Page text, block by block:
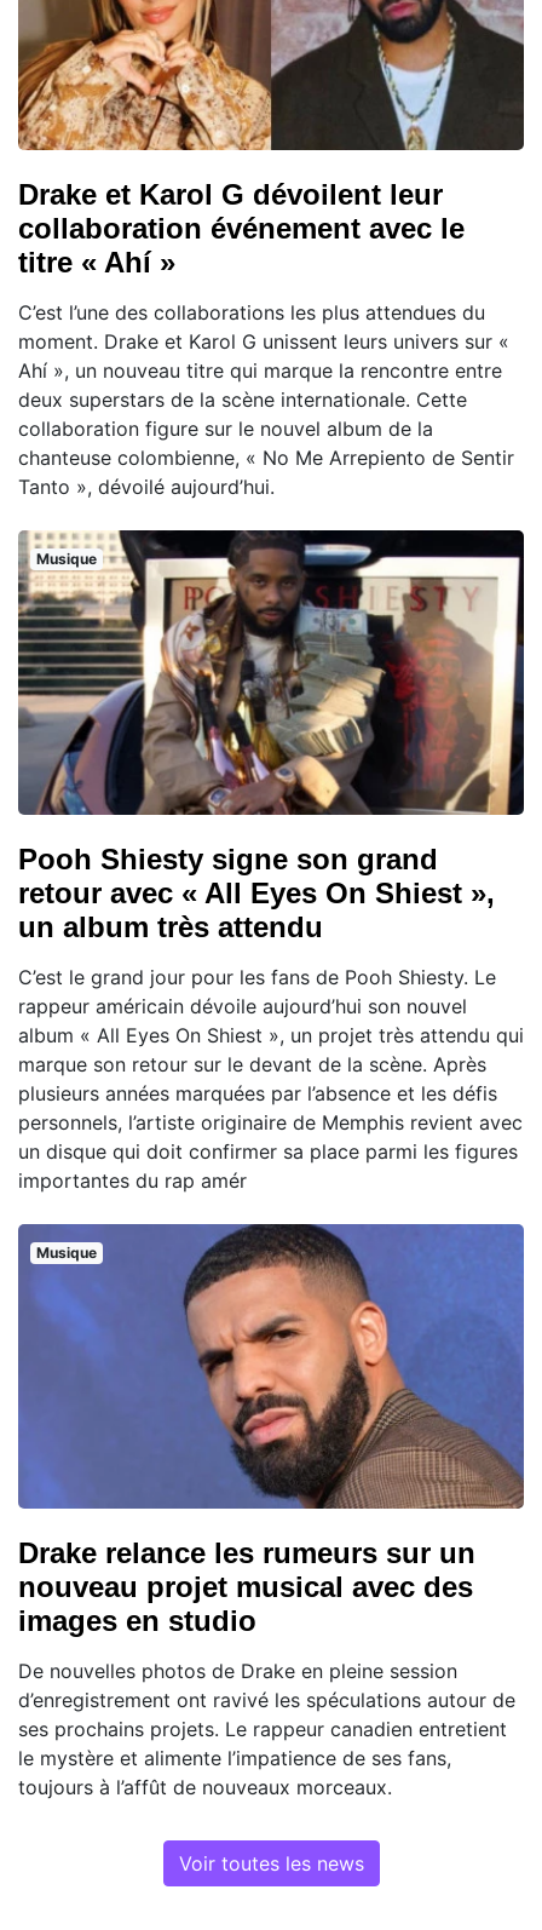
Drake et Karol G dévoilent leur
collaboration événement avec le
titre « Ahí »
C’est l’une des collaborations les plus attendues du
moment. Drake et Karol G unissent leurs univers sur «
Ahí », un nouveau titre qui marque la rencontre entre
deux superstars de la scène internationale. Cette
collaboration figure sur le nouvel album de la
chanteuse colombienne, « No Me Arrepiento de Sentir
Tanto », dévoilé aujourd’hui.
Musique
Pooh Shiesty signe son grand
retour avec « All Eyes On Shiest »,
un album très attendu
C’est le grand jour pour les fans de Pooh Shiesty. Le
rappeur américain dévoile aujourd’hui son nouvel
album « All Eyes On Shiest », un projet très attendu qui
marque son retour sur le devant de la scène. Après
plusieurs années marquées par l’absence et les défis
personnels, l’artiste originaire de Memphis revient avec
un disque qui doit confirmer sa place parmi les figures
importantes du rap amér
Musique
Drake relance les rumeurs sur un
nouveau projet musical avec des
images en studio
De nouvelles photos de Drake en pleine session
d’enregistrement ont ravivé les spéculations autour de
ses prochains projets. Le rappeur canadien entretient
le mystère et alimente l’impatience de ses fans,
toujours à l’affût de nouveaux morceaux.
Voir toutes les news